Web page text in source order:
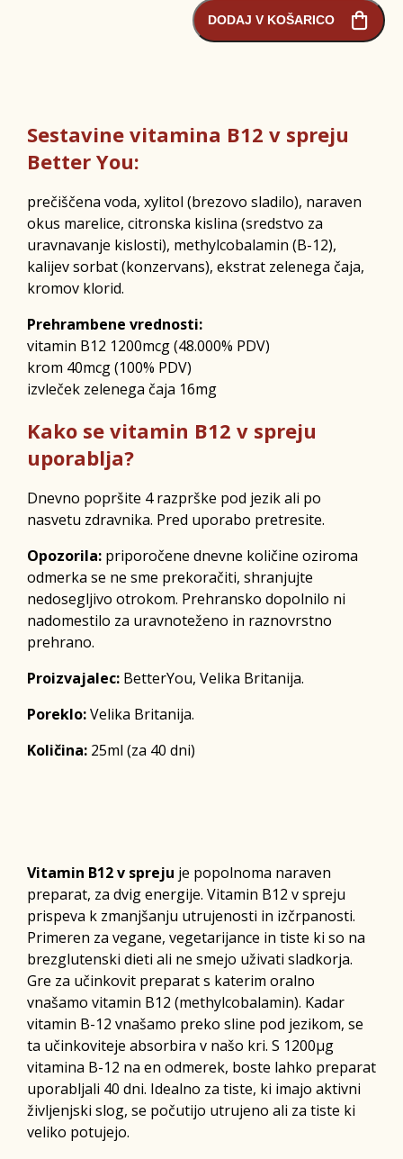
DODAJ V KOŠARICO
Sestavine vitamina B12 v spreju
Better You:
prečiščena voda, xylitol (brezovo sladilo), naraven
okus marelice, citronska kislina (sredstvo za
uravnavanje kislosti), methylcobalamin (B-12),
kalijev sorbat (konzervans), ekstrat zelenega čaja,
kromov klorid.
Prehrambene vrednosti:
vitamin B12 1200mcg (48.000% PDV)
krom 40mcg (100% PDV)
izvleček zelenega čaja 16mg
Kako se vitamin B12 v spreju
uporablja?
Dnevno popršite 4 razprške pod jezik ali po
nasvetu zdravnika. Pred uporabo pretresite.
Opozorila: priporočene dnevne količine oziroma
odmerka se ne sme prekoračiti, shranjujte
nedosegljivo otrokom. Prehransko dopolnilo ni
nadomestilo za uravnoteženo in raznovrstno
prehrano.
Proizvajalec: BetterYou, Velika Britanija.
Poreklo:Velika Britanija.
Količina: 25ml (za 40 dni)
Vitamin B12 v spreju je popolnoma naraven
preparat, za dvig energije. Vitamin B12 v spreju
prispeva k zmanjšanju utrujenosti in izčrpanosti.
Primeren za vegane, vegetarijance in tiste ki so na
brezglutenski dieti ali ne smejo uživati sladkorja.
Gre za učinkovit preparat s katerim oralno
vnašamo vitamin B12 (methylcobalamin). Kadar
vitamin B-12 vnašamo preko sline pod jezikom, se
ta učinkoviteje absorbira v našo kri. S 1200µg
vitamina B-12 na en odmerek, boste lahko preparat
uporabljali 40 dni. Idealno za tiste, ki imajo aktivni
življenjski slog, se počutijo utrujeno ali za tiste ki
veliko potujejo.